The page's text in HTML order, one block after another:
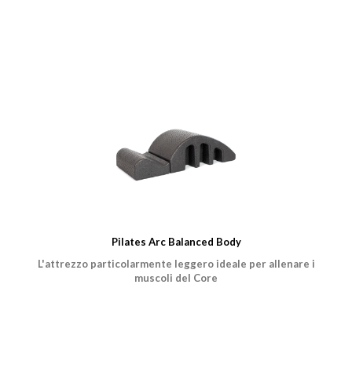
Pilates Arc Balanced Body
L'attrezzo particolarmente leggero ideale per allenare i
muscoli del Core